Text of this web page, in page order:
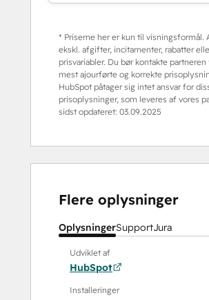
* Priserne her er kun til visningsformål.
ekskl. afgifter, incitamenter, rabatter
prisvariabler. Du bør kontakte
mest ajourførte og korrekte
HubSpot påtager sig intet ansvar for
prisoplysninger, som leveres af vores
sidst opdateret: 03.09.2025
Flere oplysninger
OplysningerSupportJura
Udviklet af
HubSpot
Installeringer